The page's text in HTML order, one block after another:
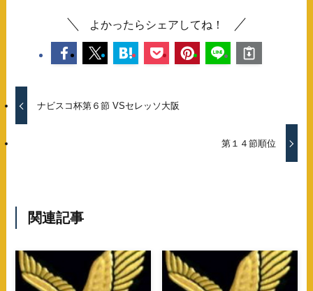
よかったらシェアしてね！
ナビスコ杯第６節 VSセレッソ大阪
第１４節順位
関連記事